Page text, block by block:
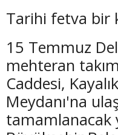
Tarihi fetva bir
15 Temmuz
mehteran
Caddesi,
Meydanı'na
tamamlanacak